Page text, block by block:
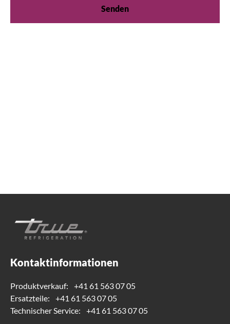
Kontaktinformationen
Produktverkauf:
+41 61 563 07 05
Ersatzteile:
+41 61 563 07 05
Technischer Service:
+41 61 563 07 05